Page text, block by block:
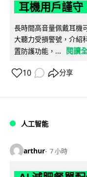
耳機用戶謹
長時間高音量佩戴耳機
大聽力受損警號，介紹
置防護功能，...
閱讀
10 分享
人工智能
arthur 7 小時